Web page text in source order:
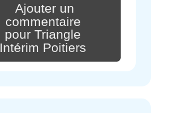
Ajouter un
commentaire
pour Triangle
Intérim Poitiers